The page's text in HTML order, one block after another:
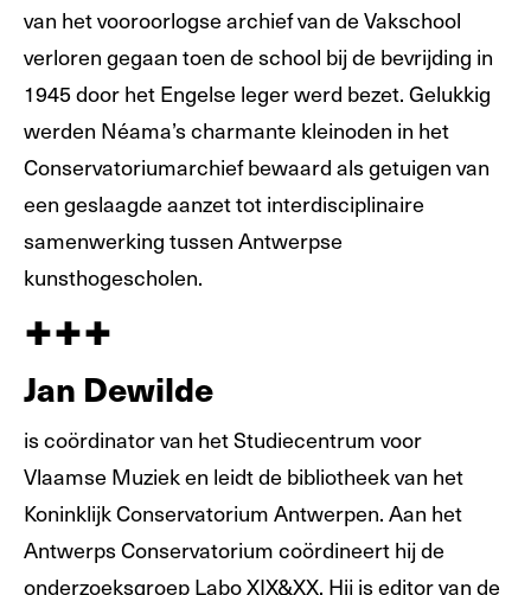
van het vooroorlogse archief van de Vakschool
verloren gegaan toen de school bij de bevrijding in
1945 door het Engelse leger werd bezet. Gelukkig
werden Néama’s charmante kleinoden in het
Conservatoriumarchief bewaard als getuigen van
een geslaagde aanzet tot interdisciplinaire
samenwerking tussen Antwerpse
kunsthogescholen.
+++
Jan Dewilde
is coördinator van het Studiecentrum voor
Vlaamse Muziek en leidt de bibliotheek van het
Koninklijk Conservatorium Antwerpen. Aan het
Antwerps Conservatorium coördineert hij de
onderzoeksgroep Labo XIX&XX. Hij is editor van de